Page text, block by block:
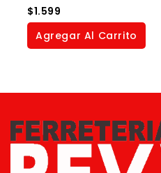
0
out
of
$1.599
Agregar Al Carrito